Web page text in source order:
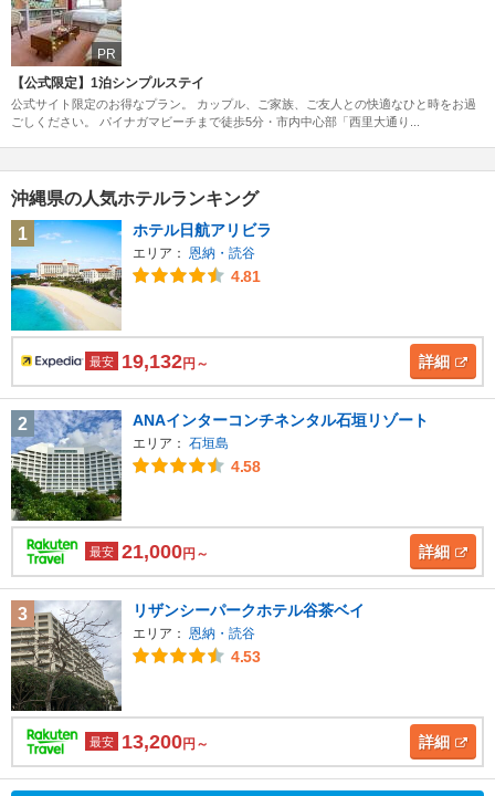
PR
【公式限定】1泊シンプルステイ
公式サイト限定のお得なプラン。 カップル、ご家族、ご友人との快適なひと時をお過
ごしください。 パイナガマビーチまで徒歩5分・市内中心部「西里大通り...
沖縄県の人気ホテルランキング
1
ホテル日航アリビラ
エリア： 恩納・読谷
4.81
最安 19,132円～ 詳細
2 ANAインターコンチネンタル石垣リゾート
エリア： 石垣島
4.58
最安 21,000円～ 詳細
3 リザンシーパークホテル谷茶ベイ
エリア： 恩納・読谷
4.53
最安 13,200円～ 詳細